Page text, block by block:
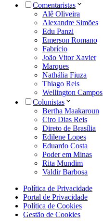
Comentaristas
Alê Oliveira
Alexandre Simões
Edu Panzi
Emerson Romano
Fabrício
João Vitor Xavier
Marques
Nathália Fiuza
Thiago Reis
Wellington Campos
Colunistas
Bertha Maakaroun
Ciro Dias Reis
Direto de Brasília
Edilene Lopes
Eduardo Costa
Poder em Minas
Rita Mundim
Valdir Barbosa
Política de Privacidade
Portal de Privacidade
Política de Cookies
Gestão de Cookies